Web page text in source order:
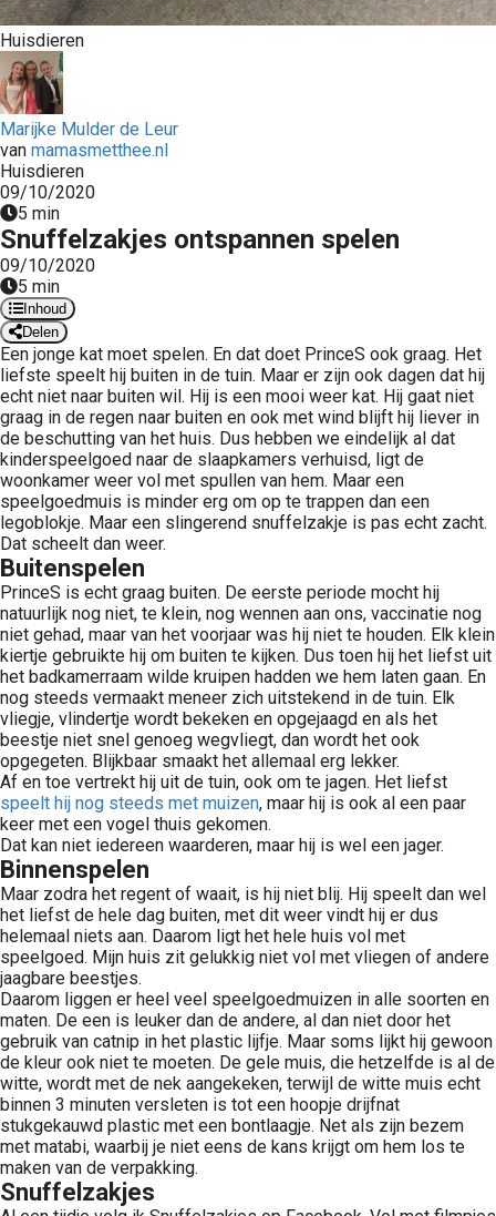
Huisdieren
Marijke Mulder de Leur
van mamasmetthee.nl
Huisdieren
09/10/2020
5 min
Snuffelzakjes ontspannen spelen
09/10/2020
5 min
Inhoud
Delen
Een jonge kat moet spelen. En dat doet PrinceS ook graag. Het
liefste speelt hij buiten in de tuin. Maar er zijn ook dagen dat hij
echt niet naar buiten wil. Hij is een mooi weer kat. Hij gaat niet
graag in de regen naar buiten en ook met wind blijft hij liever in
de beschutting van het huis. Dus hebben we eindelijk al dat
kinderspeelgoed naar de slaapkamers verhuisd, ligt de
woonkamer weer vol met spullen van hem. Maar een
speelgoedmuis is minder erg om op te trappen dan een
legoblokje. Maar een slingerend snuffelzakje is pas echt zacht.
Dat scheelt dan weer.
Buitenspelen
PrinceS is echt graag buiten. De eerste periode mocht hij
natuurlijk nog niet, te klein, nog wennen aan ons, vaccinatie nog
niet gehad, maar van het voorjaar was hij niet te houden. Elk klein
kiertje gebruikte hij om buiten te kijken. Dus toen hij het liefst uit
het badkamerraam wilde kruipen hadden we hem laten gaan. En
nog steeds vermaakt meneer zich uitstekend in de tuin. Elk
vliegje, vlindertje wordt bekeken en opgejaagd en als het
beestje niet snel genoeg wegvliegt, dan wordt het ook
opgegeten. Blijkbaar smaakt het allemaal erg lekker.
Af en toe vertrekt hij uit de tuin, ook om te jagen. Het liefst
speelt hij nog steeds met muizen, maar hij is ook al een paar
keer met een vogel thuis gekomen.
Dat kan niet iedereen waarderen, maar hij is wel een jager.
Binnenspelen
Maar zodra het regent of waait, is hij niet blij. Hij speelt dan wel
het liefst de hele dag buiten, met dit weer vindt hij er dus
helemaal niets aan. Daarom ligt het hele huis vol met
speelgoed. Mijn huis zit gelukkig niet vol met vliegen of andere
jaagbare beestjes.
Daarom liggen er heel veel speelgoedmuizen in alle soorten en
maten. De een is leuker dan de andere, al dan niet door het
gebruik van catnip in het plastic lijfje. Maar soms lijkt hij gewoon
de kleur ook niet te moeten. De gele muis, die hetzelfde is al de
witte, wordt met de nek aangekeken, terwijl de witte muis echt
binnen 3 minuten versleten is tot een hoopje drijfnat
stukgekauwd plastic met een bontlaagje. Net als zijn bezem
met matabi, waarbij je niet eens de kans krijgt om hem los te
maken van de verpakking.
Snuffelzakjes
de
Hierdoor
website-
van